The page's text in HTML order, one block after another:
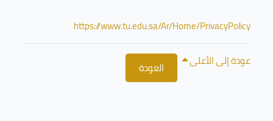
https://www.tu.edu.sa/Ar/Home/PrivacyPolicy
العودة عودة إلى الأعلى